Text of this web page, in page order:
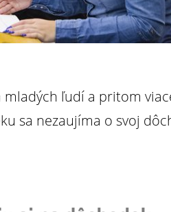
ľudí a pritom
sa nezaujíma o svoj